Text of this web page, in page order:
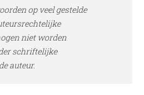
op veel gestelde
niet worden
schriftelijke
auteur.